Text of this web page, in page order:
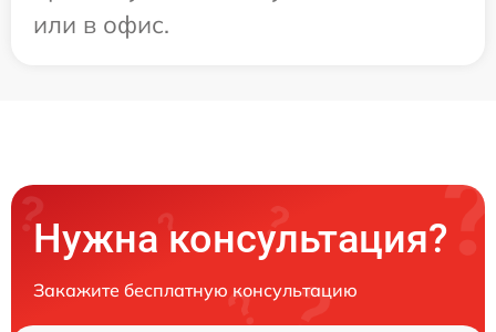
или в офис.
Нужна консультация?
Закажите бесплатную консультацию